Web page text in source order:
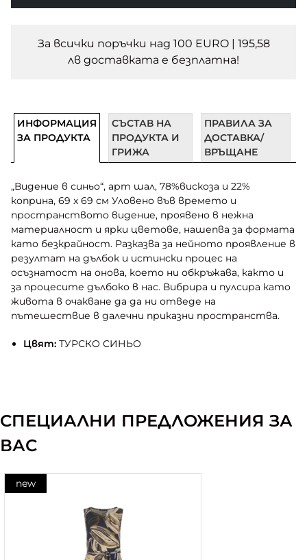
За всички поръчки над 100 EURO | 195,58
лв доставката e безплатна!
ИНФОРМАЦИЯ
ЗА ПРОДУКТА
СЪСТАВ НА
ПРОДУКТА И
ГРИЖА
ПРАВИЛА ЗА
ДОСТАВКА/
ВРЪЩАНЕ
„Видение в синьо“, арт шал, 78%вискоза и 22%
коприна, 69 x 69 cм Уловено във времето и
пространството видение, проявено в нежна
материалност и ярки цветове, нашепва за формата
като безкрайност. Разказва за нейното проявление в
резултат на дълбок и истински процес на
осъзнатост на онова, което ни обкръжава, както и
за процесите дълбоко в нас. Вибрира и пулсира като
живота в очакване да да ни отведе на
пътешествие в далечни приказни пространства.
Цвят:ТУРСКО СИНЬО
СПЕЦИАЛНИ ПРЕДЛОЖЕНИЯ ЗА
ВАС
new